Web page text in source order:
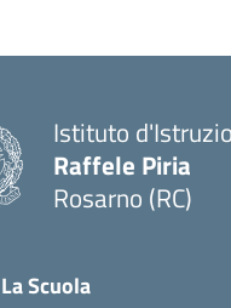
Istituto
Raffele Piria
Rosarno (RC)
La Scuola